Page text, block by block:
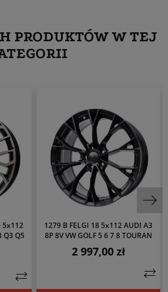
PRODUKTÓW W TEJ
5x112
Q3 Q5
1279 B FELGI 18 5x112 AUDI A3
8P 8V VW GOLF 5 6 7 8 TOURAN
Cena
2 997,00 zł